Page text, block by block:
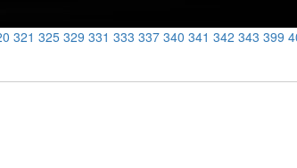
321 325 329 331 333 337 340 341 342 343 399